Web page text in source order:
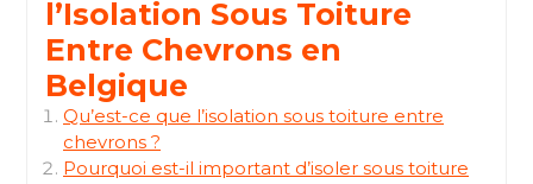
l’Isolation Sous Toiture
Entre Chevrons en
Belgique
Qu’est-ce que l’isolation sous toiture entre
chevrons ?
Pourquoi est-il important d’isoler sous toiture